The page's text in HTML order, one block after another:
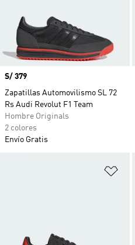
Precio
S/ 379
Zapatillas Automovilismo SL 72
Rs Audi Revolut F1 Team
Hombre Originals
2 colores
Envío Gratis